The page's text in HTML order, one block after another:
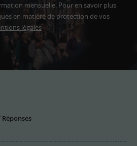
mensuelle. Pour en savoir plus
en matière de protection de vos
légales